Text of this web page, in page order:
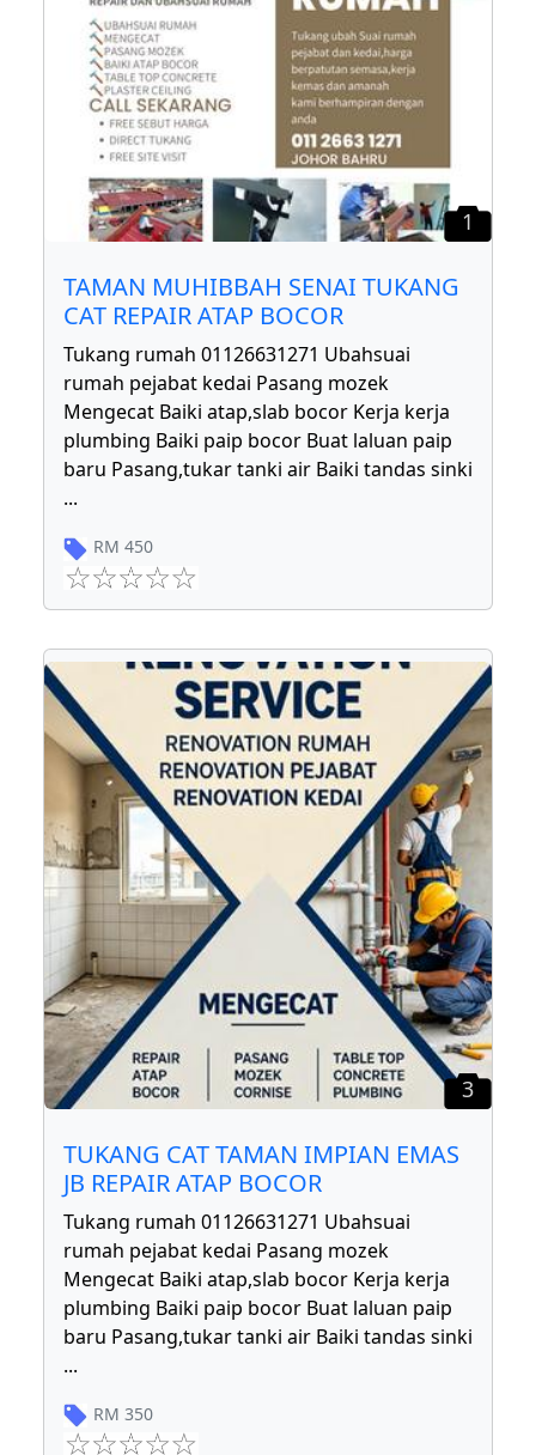
1
TAMAN MUHIBBAH SENAI TUKANG
CAT REPAIR ATAP BOCOR
Tukang rumah 01126631271 Ubahsuai
rumah pejabat kedai Pasang mozek
Mengecat Baiki atap,slab bocor Kerja kerja
plumbing Baiki paip bocor Buat laluan paip
baru Pasang,tukar tanki air Baiki tandas sinki
...
RM 450
3
TUKANG CAT TAMAN IMPIAN EMAS
JB REPAIR ATAP BOCOR
Tukang rumah 01126631271 Ubahsuai
rumah pejabat kedai Pasang mozek
Mengecat Baiki atap,slab bocor Kerja kerja
plumbing Baiki paip bocor Buat laluan paip
baru Pasang,tukar tanki air Baiki tandas sinki
...
RM 350